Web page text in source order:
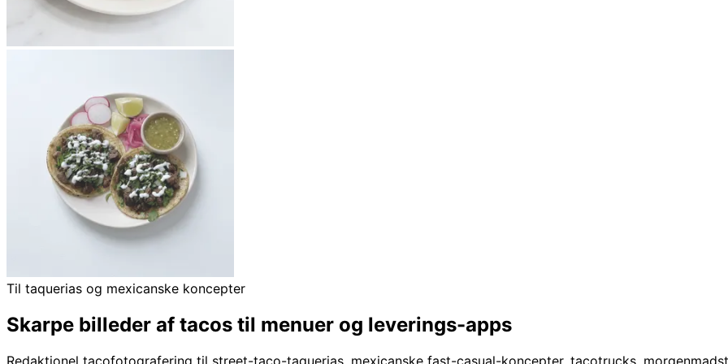
Til taquerias og mexicanske koncepter
Skarpe billeder af tacos til menuer og leverings-apps
Redaktionel tacofotografering til street-taco-taquerias, mexicanske fast-casual-koncepter, tacotrucks,